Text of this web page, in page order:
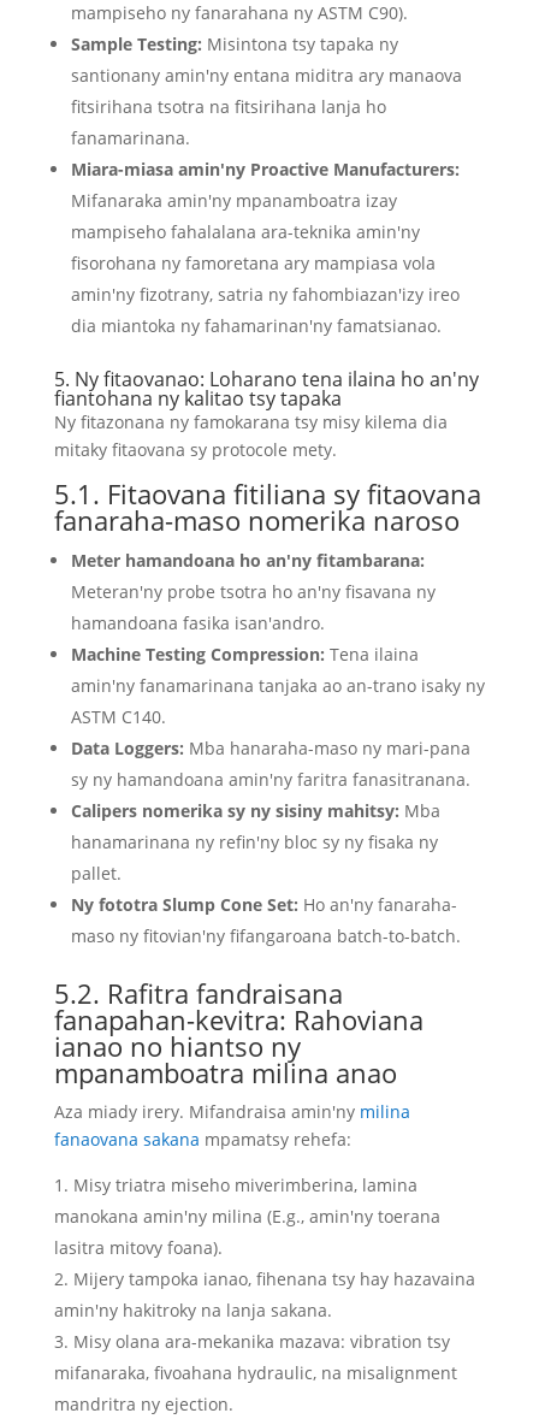
mampiseho ny fanarahana ny ASTM C90).
Sample Testing: Misintona tsy tapaka ny
santionany amin'ny entana miditra ary manaova
fitsirihana tsotra na fitsirihana lanja ho
fanamarinana.
Miara-miasa amin'ny Proactive Manufacturers:
Mifanaraka amin'ny mpanamboatra izay
mampiseho fahalalana ara-teknika amin'ny
fisorohana ny famoretana ary mampiasa vola
amin'ny fizotrany, satria ny fahombiazan'izy ireo
dia miantoka ny fahamarinan'ny famatsianao.
5. Ny fitaovanao: Loharano tena ilaina ho an'ny
fiantohana ny kalitao tsy tapaka
Ny fitazonana ny famokarana tsy misy kilema dia
mitaky fitaovana sy protocole mety.
5.1. Fitaovana fitiliana sy fitaovana
fanaraha-maso nomerika naroso
Meter hamandoana ho an'ny fitambarana:
Meteran'ny probe tsotra ho an'ny fisavana ny
hamandoana fasika isan'andro.
Machine Testing Compression: Tena ilaina
amin'ny fanamarinana tanjaka ao an-trano isaky ny
ASTM C140.
Data Loggers: Mba hanaraha-maso ny mari-pana
sy ny hamandoana amin'ny faritra fanasitranana.
Calipers nomerika sy ny sisiny mahitsy: Mba
hanamarinana ny refin'ny bloc sy ny fisaka ny
pallet.
Ny fototra Slump Cone Set: Ho an'ny fanaraha-
maso ny fitovian'ny fifangaroana batch-to-batch.
5.2. Rafitra fandraisana
fanapahan-kevitra: Rahoviana
ianao no hiantso ny
mpanamboatra milina anao
Aza miady irery. Mifandraisa amin'ny milina
fanaovana sakana mpamatsy rehefa:
Misy triatra miseho miverimberina, lamina
manokana amin'ny milina (E.g., amin'ny toerana
lasitra mitovy foana).
Mijery tampoka ianao, fihenana tsy hay hazavaina
amin'ny hakitroky na lanja sakana.
Misy olana ara-mekanika mazava: vibration tsy
mifanaraka, fivoahana hydraulic, na misalignment
mandritra ny ejection.